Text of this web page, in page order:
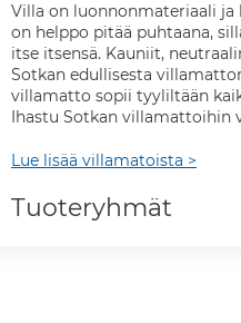
Villa on luonnonmateriaali
on helppo pitää puhtaana,
itse itsensä. Kauniit,
Sotkan edullisesta
villamatto sopii tyyliltään
Ihastu Sotkan villamattoihin
Lue lisää villamatoista >
Tuoteryhmät